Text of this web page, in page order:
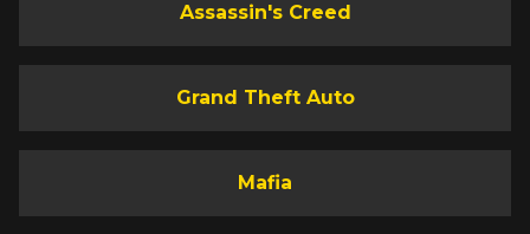
Assassin's Creed
Grand Theft Auto
Mafia